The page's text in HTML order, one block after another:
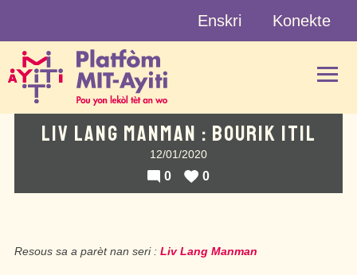
content
Enskri Konekte
LIV LANG MANMAN : BOURIK ITIL
12/01/2020
0 0
Resous sa a parèt nan seri : Liv Lang Manman